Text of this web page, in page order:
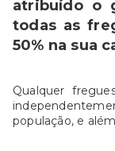
atribuído o
todas as
50% na sua
Qualquer
população, e